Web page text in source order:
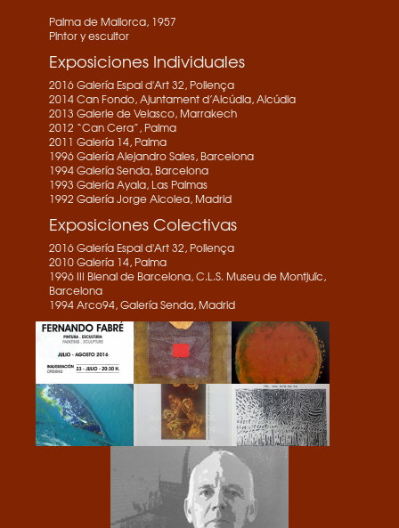
Palma de Mallorca, 1957
Pintor y escultor
Exposiciones Individuales
2016 Galería Espai d'Art 32, Pollença
2014 Can Fondo, Ajuntament d’Alcúdia, Alcúdia
2013 Galerie de Velasco, Marrakech
2012 “Can Cera”, Palma
2011 Galería 14, Palma
1996 Galería Alejandro Sales, Barcelona
1994 Galería Senda, Barcelona
1993 Galería Ayala, Las Palmas
1992 Galería Jorge Alcolea, Madrid
Exposiciones Colectivas
2016 Galería Espai d'Art 32, Pollença
2010 Galería 14, Palma
1996 III Bienal de Barcelona, C.L.S. Museu de Montjuïc,
Barcelona
1994 Arco94, Galería Senda, Madrid